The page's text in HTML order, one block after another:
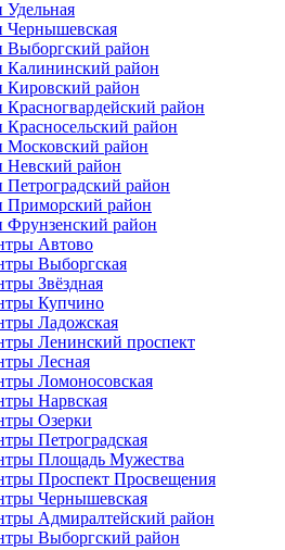
Чернышевская
Выборгский район
Калининский район
Кировский район
район
район
Московский район
Невский район
район
Приморский район
район
Автово
Выборгская
Звёздная
Купчино
Ладожская
Ленинский проспект
Лесная
Ломоносовская
Нарвская
Озерки
Петроградская
Площадь Мужества
Проспект Просвещения
Чернышевская
Адмиралтейский район
Выборгский район